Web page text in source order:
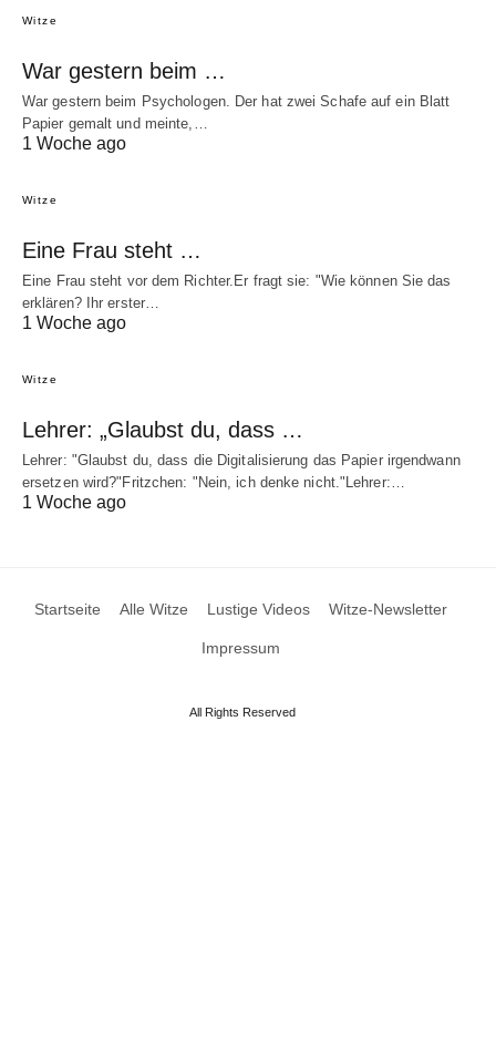
Witze
War gestern beim …
War gestern beim Psychologen. Der hat zwei Schafe auf ein Blatt
Papier gemalt und meinte,…
1 Woche ago
Witze
Eine Frau steht …
Eine Frau steht vor dem Richter.Er fragt sie: "Wie können Sie das
erklären? Ihr erster…
1 Woche ago
Witze
Lehrer: „Glaubst du, dass …
Lehrer: "Glaubst du, dass die Digitalisierung das Papier irgendwann
ersetzen wird?"Fritzchen: "Nein, ich denke nicht."Lehrer:…
1 Woche ago
Startseite Alle Witze Lustige Videos Witze-Newsletter
Impressum
All Rights Reserved